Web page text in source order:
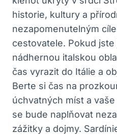
historie, kultury a
nezapomenutelným
cestovatele. Pokud
nádhernou italskou
čas vyrazit do Itálie a
Berte si čas na
úchvatných míst a
se bude naplňovat
zážitky a dojmy.